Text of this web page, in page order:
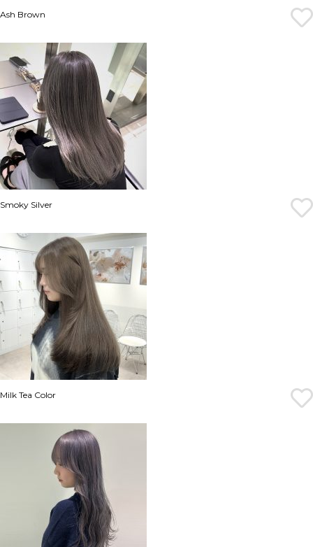
Ash Brown
Smoky Silver
Milk Tea Color